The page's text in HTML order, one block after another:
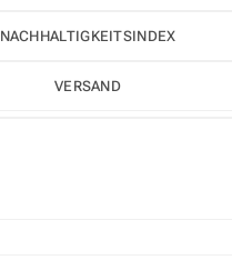
NACHHALTIGKEITSINDEX
VERSAND